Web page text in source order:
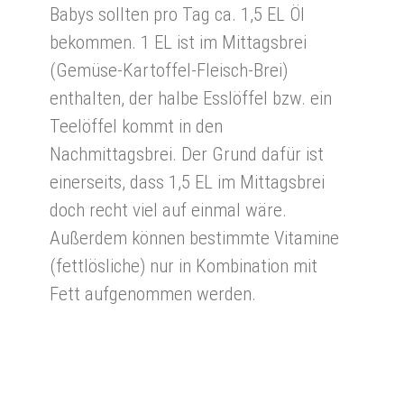
Babys sollten pro Tag ca. 1,5 EL Öl
bekommen. 1 EL ist im Mittagsbrei
(Gemüse-Kartoffel-Fleisch-Brei)
enthalten, der halbe Esslöffel bzw. ein
Teelöffel kommt in den
Nachmittagsbrei. Der Grund dafür ist
einerseits, dass 1,5 EL im Mittagsbrei
doch recht viel auf einmal wäre.
Außerdem können bestimmte Vitamine
(fettlösliche) nur in Kombination mit
Fett aufgenommen werden.